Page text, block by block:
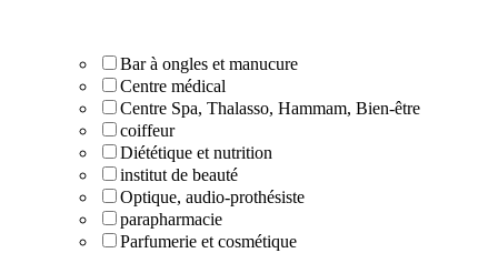
Bar à ongles et manucure
Centre médical
Centre Spa, Thalasso, Hammam, Bien-être
coiffeur
Diététique et nutrition
institut de beauté
Optique, audio-prothésiste
parapharmacie
Parfumerie et cosmétique